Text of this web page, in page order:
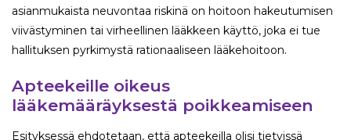
asianmukaista neuvontaa riskinä on hoitoon hakeutumisen
viivästyminen tai virheellinen lääkkeen käyttö, joka ei tue
hallituksen pyrkimystä rationaaliseen lääkehoitoon.
Apteekeille oikeus
lääkemääräyksestä poikkeamiseen
Esityksessä ehdotetaan, että apteekeilla olisi tietyissä